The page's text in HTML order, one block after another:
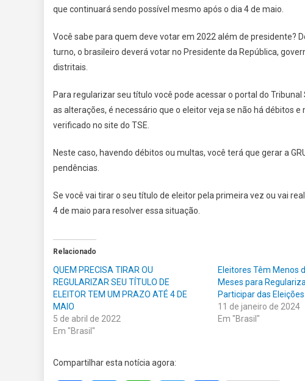
que continuará sendo possível mesmo após o dia 4 de maio.
Você sabe para quem deve votar em 2022 além de presidente?
turno, o brasileiro deverá votar no Presidente da República,
distritais.
Para regularizar seu título você pode acessar o portal do
as alterações, é necessário que o eleitor veja se não há débitos
verificado no site do TSE.
Neste caso, havendo débitos ou multas, você terá que gerar a
pendências.
Se você vai tirar o seu título de eleitor pela primeira vez ou vai
4 de maio para resolver essa situação.
Relacionado
QUEM PRECISA TIRAR OU
REGULARIZAR SEU TÍTULO DE
ELEITOR TEM UM PRAZO ATÉ 4 DE
MAIO
5 de abril de 2022
Em "Brasil"
Eleitores Têm Menos
Meses para
Participar das
11 de janeiro de 2024
Em "Brasil"
Compartilhar esta notícia agora: